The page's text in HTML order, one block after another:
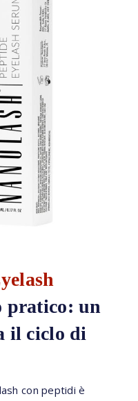
pratico: un
il ciclo di
con peptidi è